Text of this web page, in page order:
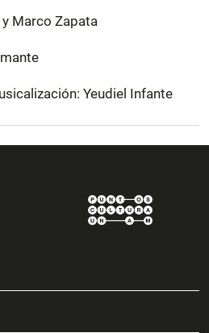
Marco Zapata
Yeudiel Infante